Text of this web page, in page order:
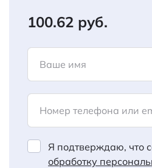
100.62 руб.
Ваше имя
Номер телефона или
Я подтверждаю, что
обработку